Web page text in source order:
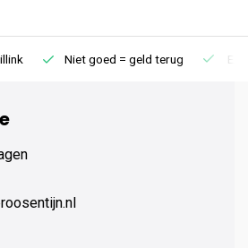
Niet goed = geld terug